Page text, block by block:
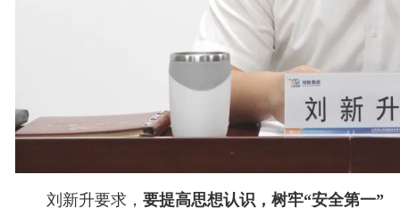
刘新升要求， 要提高思想认识，树牢“安全第一”